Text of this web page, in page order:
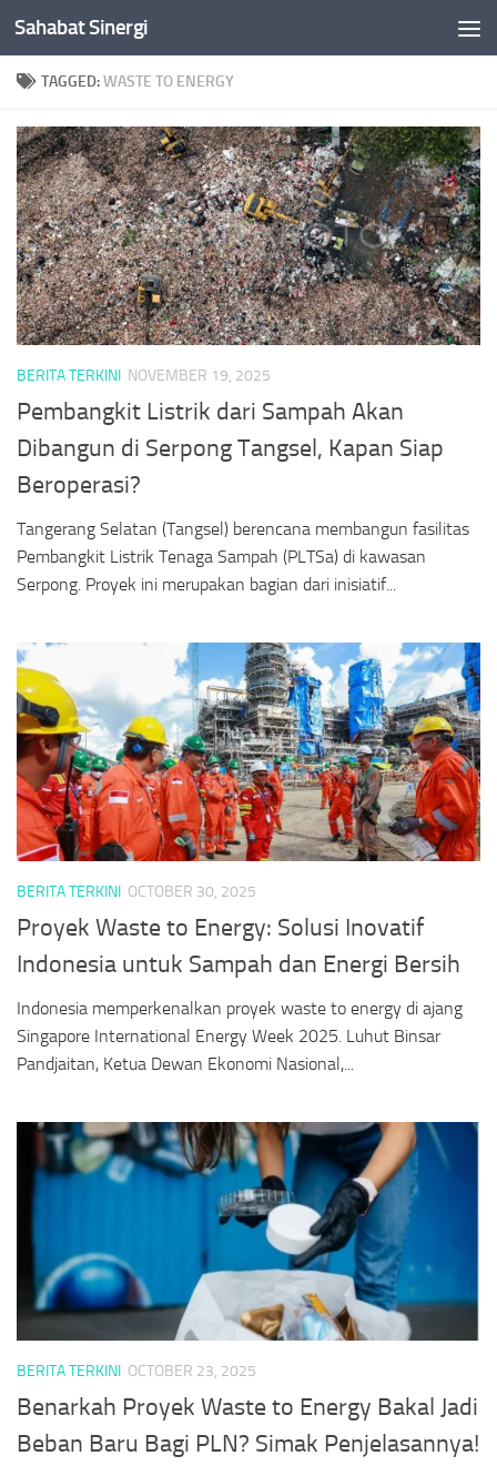
Skip to content
Sahabat Sinergi
TAGGED:WASTE TO ENERGY
BERITA TERKINI NOVEMBER 19, 2025
Pembangkit Listrik dari Sampah Akan
Dibangun di Serpong Tangsel, Kapan Siap
Beroperasi?
Tangerang Selatan (Tangsel) berencana membangun fasilitas
Pembangkit Listrik Tenaga Sampah (PLTSa) di kawasan
Serpong. Proyek ini merupakan bagian dari inisiatif...
BERITA TERKINI OCTOBER 30, 2025
Proyek Waste to Energy: Solusi Inovatif
Indonesia untuk Sampah dan Energi Bersih
Indonesia memperkenalkan proyek waste to energy di ajang
Singapore International Energy Week 2025. Luhut Binsar
Pandjaitan, Ketua Dewan Ekonomi Nasional,...
BERITA TERKINI OCTOBER 23, 2025
Benarkah Proyek Waste to Energy Bakal Jadi
Beban Baru Bagi PLN? Simak Penjelasannya!